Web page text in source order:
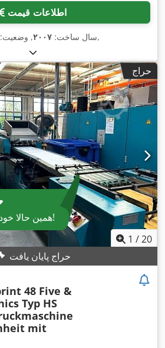
اطلاعات قیمت
سال ساخت: ۲۰۰۷, وضعیت: ,
حراج
همین حالا خودتان به مزایده بگذارید!
1 /20
حراج پایان یافت
48 Five &
Typ HS
mit